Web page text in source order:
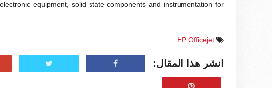
equipment, solid state components and instrumentation for
HP Officejet
انشر هذا المقال: